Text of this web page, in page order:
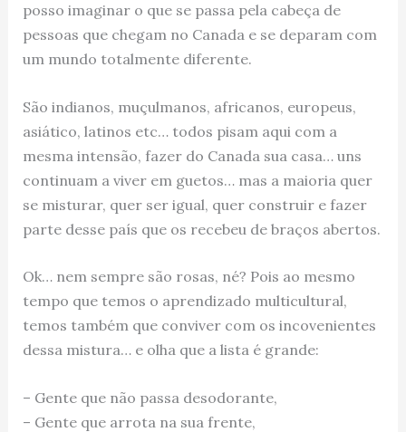
posso imaginar o que se passa pela cabeça de
pessoas que chegam no Canada e se deparam com
um mundo totalmente diferente.
São indianos, muçulmanos, africanos, europeus,
asiático, latinos etc… todos pisam aqui com a
mesma intensão, fazer do Canada sua casa… uns
continuam a viver em guetos… mas a maioria quer
se misturar, quer ser igual, quer construir e fazer
parte desse país que os recebeu de braços abertos.
Ok… nem sempre são rosas, né? Pois ao mesmo
tempo que temos o aprendizado multicultural,
temos também que conviver com os incovenientes
dessa mistura… e olha que a lista é grande:
– Gente que não passa desodorante,
– Gente que arrota na sua frente,